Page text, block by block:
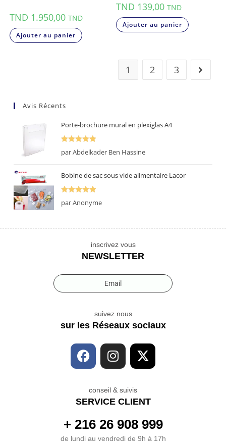
TND 1.950,00 TND
Ajouter au panier
TND 139,00 TND
Ajouter au panier
1 2 3
Avis Récents
Porte-brochure mural en plexiglas A4
5
sur
par Abdelkader Ben Hassine
Bobine de sac sous vide alimentaire Lacor
par Anonyme
inscrivez vous
NEWSLETTER
Email
suivez nous
sur les Réseaux sociaux
conseil & suivis
SERVICE CLIENT
+ 216 26 908 999
de lundi au vendredi de 9h à 17h